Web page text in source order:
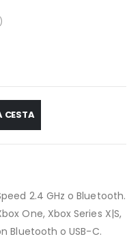
CESTA
2.4 GHz o Bluetooth.
One, Xbox Series X|S,
Bluetooth o USB-C.